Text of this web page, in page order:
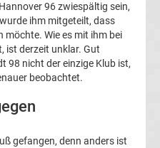
96 zwiespältig sein,
ihm mitgeteilt, dass
möchte. Wie es mit ihm bei
ist derzeit unklar. Gut
98 nicht der einzige Klub ist,
beobachtet.
gefangen, denn anders ist